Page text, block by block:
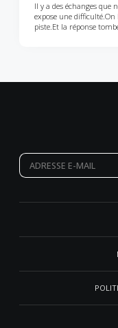
Il y a des échanges que
expose une difficulté.On
piste.Et la réponse